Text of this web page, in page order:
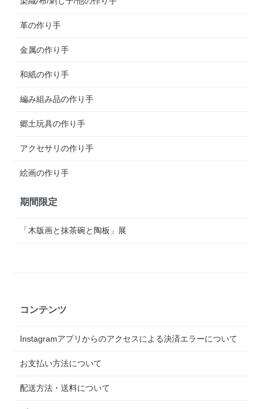
革の作り手
金属の作り手
和紙の作り手
編み組み品の作り手
郷土玩具の作り手
アクセサリの作り手
絵画の作り手
期間限定
「木版画と抹茶碗と陶板」展
コンテンツ
Instagramアプリからのアクセスによる決済エラーについて
お支払い方法について
配送方法・送料について